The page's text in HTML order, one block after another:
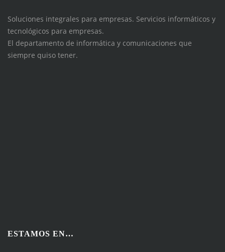
Soluciones integrales para empresas. Servicios informáticos y
tecnológicos para empresas.
El departamento de informática y comunicaciones que
siempre quiso tener.
ESTAMOS EN…